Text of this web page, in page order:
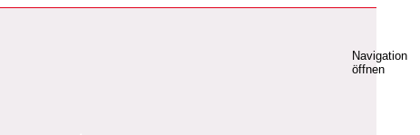
Navigation
öffnen